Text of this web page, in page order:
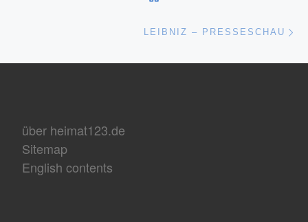
LEIBNIZ – PRESSESCHAU
über heimat123.de
Sitemap
English contents